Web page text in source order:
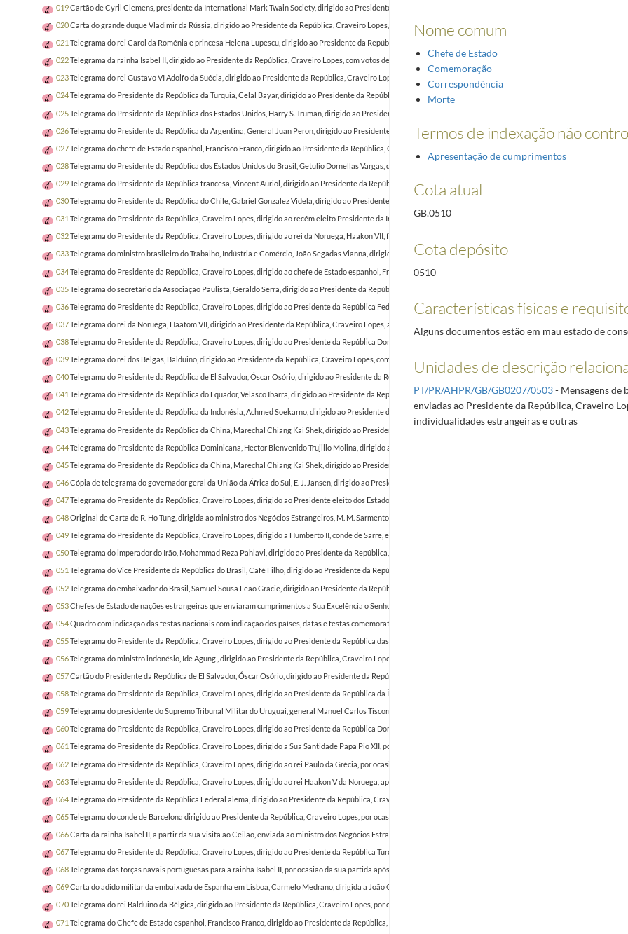
019Cartão de Cyril Clemens, presidente da International Mark Twain Society, dirigido ao Presidente da República, Craveiro Lopes, informando-o da sua eleição como
020Carta do grande duque Vladimir da Rússia, dirigido ao Presidente da República, Craveiro Lopes, apelando em favor da Rússia
021 Telegrama do rei Carol da Roménia e princesa Helena Lupescu, dirigido ao Presidente da República, Craveiro Lopes, com votos de feliz aniversário.
022Telegrama da rainha Isabel II, dirigido ao Presidente da República, Craveiro Lopes, com votos de feliz aniversário.
023Telegrama do rei Gustavo VI Adolfo da Suécia, dirigido ao Presidente da República, Craveiro Lopes, com felicitações por ocasião do 10 de junho, Dia de Portugal, de
024Telegrama do Presidente da República da Turquia, Celal Bayar, dirigido ao Presidente da República, Craveiro Lopes, com felicitações por ocasião do 10 de junho, Dia de
025Telegrama do Presidente da República dos Estados Unidos, Harry S. Truman, dirigido ao Presidente da República, Craveiro Lopes, com felicitações por ocasião do 10
026Telegrama do Presidente da República da Argentina, General Juan Peron, dirigido ao Presidente da República, Craveiro Lopes, com felicitações por ocasião do 10 de
027Telegrama do chefe de Estado espanhol, Francisco Franco, dirigido ao Presidente da República, Craveiro Lopes, com felicitações por ocasião do 10 de junho, Dia de
028Telegrama do Presidente da República dos Estados Unidos do Brasil, Getulio Dornellas Vargas, dirigido ao Presidente da República, Craveiro Lopes, felicitando-o e
029Telegrama do Presidente da República francesa, Vincent Auriol, dirigido ao Presidente da República, Craveiro Lopes, felicitando-o e ao povo português pela
030Telegrama do Presidente da República do Chile, Gabriel Gonzalez Videla, dirigido ao Presidente da República, Craveiro Lopes, felicitando-o e ao povo português pela
031 Telegrama do Presidente da República, Craveiro Lopes, dirigido ao recém eleito Presidente da Irlanda, Sean O' Ceallaigh, felicitando-o no primeiro dia do seu mandato.
032Telegrama do Presidente da República, Craveiro Lopes, dirigido ao rei da Noruega, Haakon VII, felicitando-o pelo seu aniversário.
033Telegrama do ministro brasileiro do Trabalho, Indústria e Comércio, João Segadas Vianna, dirigido ao Presidente da República, Craveiro Lopes, agradecendo o bom
034Telegrama do Presidente da República, Craveiro Lopes, dirigido ao chefe de Estado espanhol, Francisco Franco, felicitando-o pela comemoração do golpe de Estado.
035Telegrama do secretário da Associação Paulista, Geraldo Serra, dirigido ao Presidente da República, Craveiro Lopes, apresentando despedidas na sua partida para
036Telegrama do Presidente da República, Craveiro Lopes, dirigido ao Presidente da República Federal Alemã, Thodore Heuss, apresentando condolências pelo
037Telegrama do rei da Noruega, Haatom VII, dirigido ao Presidente da República, Craveiro Lopes, agradecendo as felicitações pelo seu 40.º aniversário.
038Telegrama do Presidente da República, Craveiro Lopes, dirigido ao Presidente da República Dominicana, Rafael Leonidas Trijillo, por ocasião da sua tomada de posse.
039Telegrama do rei dos Belgas, Balduino, dirigido ao Presidente da República, Craveiro Lopes, com felicitações por ocasião do 10 de junho, Dia de Portugal, de Camões e
040Telegrama do Presidente da República de El Salvador, Óscar Osório, dirigido ao Presidente da República, Craveiro Lopes, com felicitações por ocasião da comemoração
041 Telegrama do Presidente da República do Equador, Velasco Ibarra, dirigido ao Presidente da República, Craveiro Lopes, com felicitações por ocasião da comemoração
042Telegrama do Presidente da República da Indonésia, Achmed Soekarno, dirigido ao Presidente da República, Craveiro Lopes, com felicitações por ocasião da
043Telegrama do Presidente da República da China, Marechal Chiang Kai Shek, dirigido ao Presidente da República, Craveiro Lopes, com felicitações por ocasião da
044Telegrama do Presidente da República Dominicana, Hector Bienvenido Trujillo Molina, dirigido ao Presidente da República, Craveiro Lopes, com felicitações por
045Telegrama do Presidente da República da China, Marechal Chiang Kai Shek, dirigido ao Presidente da República, Craveiro Lopes, agradecendo a mensagem por
046Cópia de telegrama do governador geral da União da África do Sul, E. J. Jansen, dirigido ao Presidente da República, Craveiro Lopes, agradecendo o convite para
047Telegrama do Presidente da República, Craveiro Lopes, dirigido ao Presidente eleito dos Estados Unidos da América, Dwight D. Eisenhouwer, felicitando-o pela sua
048Original de Carta de R. Ho Tung, dirigida ao ministro dos Negócios Estrangeiros, M. M. Sarmento Rodrigues, agradecendo ao Presidente da República Craveiro Lopes a
049Telegrama do Presidente da República, Craveiro Lopes, dirigido a Humberto II, conde de Sarre, enviando condolências por ocasião do falecimento da rainha, sua mãe.
050Telegrama do imperador do Irão, Mohammad Reza Pahlavi, dirigido ao Presidente da República, Craveiro Lopes, felicitando-o pelas comemorações do dia 1 de
051 Telegrama do Vice Presidente da República do Brasil, Café Filho, dirigido ao Presidente da República, Craveiro Lopes, com votos de feliz Ano Novo.
052Telegrama do embaixador do Brasil, Samuel Sousa Leao Gracie, dirigido ao Presidente da República, Craveiro Lopes, com votos de feliz Ano Novo.
053Chefes de Estado de nações estrangeiras que enviaram cumprimentos a Sua Excelência o Senhor Presidente da República pelo Natal e Ano Novo, pelo 10 de junho
054Quadro com indicação das festas nacionais com indicação dos países, datas e festas comemorativas
055Telegrama do Presidente da República, Craveiro Lopes, dirigido ao Presidente da República das Filipinas, Ramon Magsaysay, desejando felicidades no dia da sua
056Telegrama do ministro indonésio, Ide Agung , dirigido ao Presidente da República, Craveiro Lopes, lamentando não poder comparecer à receção e desejando um bom
057Cartão do Presidente da República de El Salvador, Óscar Osório, dirigido ao Presidente da República, Craveiro Lopes, desejando um bom Ano Novo
058Telegrama do Presidente da República, Craveiro Lopes, dirigido ao Presidente da República da Índia, Rajendra Prasad, desejando felicidades no dia nacional da Índia, 26
059Telegrama do presidente do Supremo Tribunal Militar do Uruguai, general Manuel Carlos Tiscornia , dirigido ao Presidente da República, Craveiro Lopes, saudando as
060Telegrama do Presidente da República, Craveiro Lopes, dirigido ao Presidente da República Dominicana, Hector B. Trujillo, por ocasião da comemoração da
061 Telegrama do Presidente da República, Craveiro Lopes, dirigido a Sua Santidade Papa Pio XII, por ocasião da comemoração do 15.º aniversário de coroação.
062Telegrama do Presidente da República, Craveiro Lopes, dirigido ao rei Paulo da Grécia, por ocasião da comemoração da festa nacional do país.
063Telegrama do Presidente da República, Craveiro Lopes, dirigido ao rei Haakon V da Noruega, apresentando condolências à família real.
064Telegrama do Presidente da República Federal alemã, dirigido ao Presidente da República, Craveiro Lopes, por ocasião do seu aniversário.
065Telegrama do conde de Barcelona dirigido ao Presidente da República, Craveiro Lopes, por ocasião do seu aniversário.
066Carta da rainha Isabel II, a partir da sua visita ao Ceilão, enviada ao ministro dos Negócios Estrangeiros, Paulo A. V. Cunha, dirigida ao Presidente da República,
067Telegrama do Presidente da República, Craveiro Lopes, dirigido ao Presidente da República Turca, Djelal Bayar, cumprimentando-o pela sua reeleição.
068Telegrama das forças navais portuguesas para a rainha Isabel II, por ocasião da sua partida após visita oficial a Portugal, enviando um esquadrão a acompanhá-la.
069Carta do adido militar da embaixada de Espanha em Lisboa, Carmelo Medrano, dirigida a João Carlos Craveiro Lopes, ajudante do Presidente da República,
070Telegrama do rei Balduino da Bélgica, dirigido ao Presidente da República, Craveiro Lopes, por ocasião da comemoração do Dia de Portugal, de Camões e das
071 Telegrama do Chefe de Estado espanhol, Francisco Franco, dirigido ao Presidente da República, Craveiro Lopes, por ocasião da comemoração do Dia de Portugal, de
Nome comum
Chefe de Estado
Comemoração
Correspondência
Morte
Termos de indexação não
Apresentação de cumprimentos
Cota atual
GB.0510
Cota depósito
0510
Características físicas e
Alguns documentos estão em mau estado de
Unidades de descrição
PT/PR/AHPR/GB/GB0207/0503- Mensagens de
enviadas ao Presidente da República, Craveiro
individualidades estrangeiras e outras